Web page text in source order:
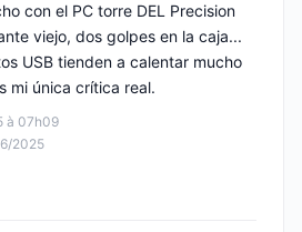
à 07h09
2025
con el PC torre DEL Precision
viejo, dos golpes en la caja...
USB tienden a calentar mucho
mi única crítica real.